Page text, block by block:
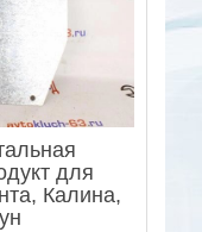
для
Калина,